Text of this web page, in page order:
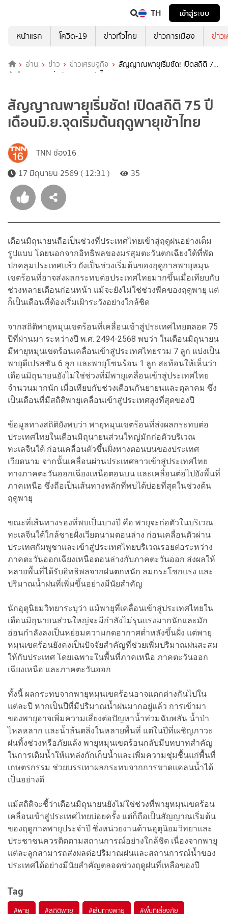
TH
เข้าสู่ระบบ
หน้าแรก
โควิด-19 ข่าวทั่วไทย ข่าวการเมือง ข่าว
อ่าน ข่าว ข่าวเศรษฐกิจ
สัญญาณพายุเริ่มชัด! เปิดสถิติ 75
ปี เดือนมิ.ย.จุดเริ่มต้นฤดูพายุเข้าไทย
สัญญาณพายุเริ่มชัด! เปิดสถิติ 75 ปี
เดือนมิ.ย.จุดเริ่มต้นฤดูพายุเข้าไทย
TNN ช่อง16
17 มิถุนายน 2569 ( 12:31 )
35
เดือนมิถุนายนถือเป็นช่วงที่ประเทศไทยเข้าสู่ฤดูฝนอย่างเต็ม
รูปแบบ โดยนอกจากอิทธิพลของมรสุมตะวันตกเฉียงใต้ที่พัด
ปกคลุมประเทศแล้ว ยังเป็นช่วงเริ่มต้นของฤดูกาลพายุหมุน
เขตร้อนที่อาจส่งผลกระทบต่อประเทศไทยมากขึ้นเมื่อเทียบกับ
ช่วงหลายเดือนก่อนหน้า แม้จะยังไม่ใช่ช่วงพีคของฤดูพายุ แต่
ก็เป็นเดือนที่ต้องเริ่มเฝ้าระวังอย่างใกล้ชิด
จากสถิติพายุหมุนเขตร้อนที่เคลื่อนเข้าสู่ประเทศไทยตลอด 75
ปีที่ผ่านมา ระหว่างปี พ.ศ. 2494-2568 พบว่า ในเดือนมิถุนายน
มีพายุหมุนเขตร้อนเคลื่อนเข้าสู่ประเทศไทยรวม 7 ลูก แบ่งเป็น
พายุดีเปรสชัน 6 ลูก และพายุโซนร้อน 1 ลูก สะท้อนให้เห็นว่า
เดือนมิถุนายนยังไม่ใช่ช่วงที่มีพายุเคลื่อนเข้าสู่ประเทศไทย
จำนวนมากนัก เมื่อเทียบกับช่วงเดือนกันยายนและตุลาคม ซึ่ง
เป็นเดือนที่มีสถิติพายุเคลื่อนเข้าสู่ประเทศสูงที่สุดของปี
ข้อมูลทางสถิติยังพบว่า พายุหมุนเขตร้อนที่ส่งผลกระทบต่อ
ประเทศไทยในเดือนมิถุนายนส่วนใหญ่มักก่อตัวบริเวณ
ทะเลจีนใต้ ก่อนเคลื่อนตัวขึ้นฝั่งทางตอนบนของประเทศ
เวียดนาม จากนั้นเคลื่อนผ่านประเทศลาวเข้าสู่ประเทศไทย
ทางภาคตะวันออกเฉียงเหนือตอนบน และเคลื่อนต่อไปยังพื้นที่
ภาคเหนือ ซึ่งถือเป็นเส้นทางหลักที่พบได้บ่อยที่สุดในช่วงต้น
ฤดูพายุ
ขณะที่เส้นทางรองที่พบเป็นบางปี คือ พายุจะก่อตัวในบริเวณ
ทะเลจีนใต้ใกล้ชายฝั่งเวียดนามตอนล่าง ก่อนเคลื่อนตัวผ่าน
ประเทศกัมพูชาและเข้าสู่ประเทศไทยบริเวณรอยต่อระหว่าง
ภาคตะวันออกเฉียงเหนือตอนล่างกับภาคตะวันออก ส่งผลให้
หลายพื้นที่ได้รับอิทธิพลจากฝนตกหนัก ลมกระโชกแรง และ
ปริมาณน้ำฝนที่เพิ่มขึ้นอย่างมีนัยสำคัญ
นักอุตุนิยมวิทยาระบุว่า แม้พายุที่เคลื่อนเข้าสู่ประเทศไทยใน
เดือนมิถุนายนส่วนใหญ่จะมีกำลังไม่รุนแรงมากนักและมัก
อ่อนกำลังลงเป็นหย่อมความกดอากาศต่ำหลังขึ้นฝั่ง แต่พายุ
หมุนเขตร้อนยังคงเป็นปัจจัยสำคัญที่ช่วยเพิ่มปริมาณฝนสะสม
ให้กับประเทศ โดยเฉพาะในพื้นที่ภาคเหนือ ภาคตะวันออก
เฉียงเหนือ และภาคตะวันออก
ทั้งนี้ ผลกระทบจากพายุหมุนเขตร้อนอาจแตกต่างกันไปใน
แต่ละปี หากเป็นปีที่มีปริมาณน้ำฝนมากอยู่แล้ว การเข้ามา
ของพายุอาจเพิ่มความเสี่ยงต่อปัญหาน้ำท่วมฉับพลัน น้ำป่า
ไหลหลาก และน้ำล้นตลิ่งในหลายพื้นที่ แต่ในปีที่เผชิญภาวะ
ฝนทิ้งช่วงหรือภัยแล้ง พายุหมุนเขตร้อนกลับมีบทบาทสำคัญ
ในการเติมน้ำให้แหล่งกักเก็บน้ำและเพิ่มความชุ่มชื้นแก่พื้นที่
เกษตรกรรม ช่วยบรรเทาผลกระทบจากการขาดแคลนน้ำได้
เป็นอย่างดี
แม้สถิติจะชี้ว่าเดือนมิถุนายนยังไม่ใช่ช่วงที่พายุหมุนเขตร้อน
เคลื่อนเข้าสู่ประเทศไทยบ่อยครั้ง แต่ก็ถือเป็นสัญญาณเริ่มต้น
ของฤดูกาลพายุประจำปี ซึ่งหน่วยงานด้านอุตุนิยมวิทยาและ
ประชาชนควรติดตามสถานการณ์อย่างใกล้ชิด เนื่องจากพายุ
แต่ละลูกสามารถส่งผลต่อปริมาณฝนและสถานการณ์น้ำของ
ประเทศได้อย่างมีนัยสำคัญตลอดช่วงฤดูฝนที่เหลือของปี
Tag
#พายุ #สถิติพายุ #เส้นทางพายุ #พื้นที่เสี่ยงภัย